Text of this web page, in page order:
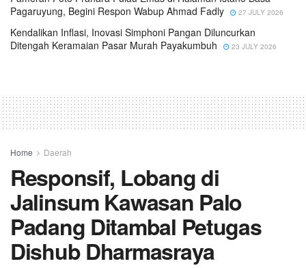
Pagaruyung, Begini Respon Wabup Ahmad Fadly
27 JULY 2026
Kendalikan Inflasi, Inovasi Simphoni Pangan Diluncurkan
Ditengah Keramaian Pasar Murah Payakumbuh
23 JULY 2026
Home Daerah
Responsif, Lobang di
Jalinsum Kawasan Palo
Padang Ditambal Petugas
Dishub Dharmasraya